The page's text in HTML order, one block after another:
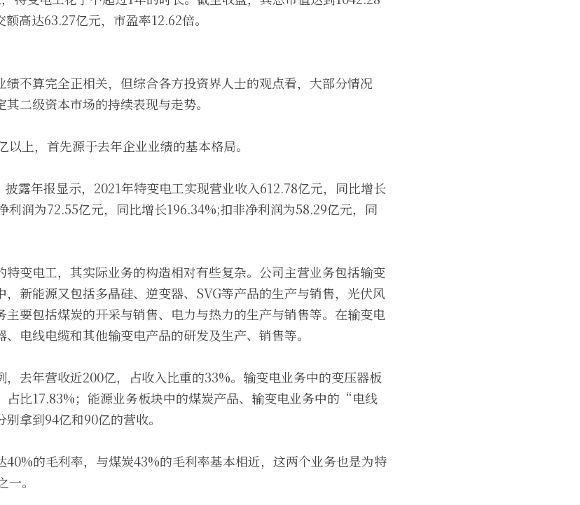
高达63.27亿元，市盈率12.62倍。
不算完全正相关，但综合各方投资界人士的观点看，大部分情况
二级资本市场的持续表现与走势。
上，首先源于去年企业业绩的基本格局。
露年报显示，2021年特变电工实现营业收入612.78亿元，同比增长
利润为72.55亿元，同比增长196.34%;扣非净利润为58.29亿元，同
变电工，其实际业务的构造相对有些复杂。公司主营业务包括输变
，新能源又包括多晶硅、逆变器、SVG等产品的生产与销售，光伏风
主要包括煤炭的开采与销售、电力与热力的生产与销售等。在输变电
电线电缆和其他输变电产品的研发及生产、销售等。
去年营收近200亿，占收入比重的33%。输变电业务中的变压器板
占比17.83%；能源业务板块中的煤炭产品、输变电业务中的“电线
拿到94亿和90亿的营收。
40%的毛利率，与煤炭43%的毛利率基本相近，这两个业务也是为特
。